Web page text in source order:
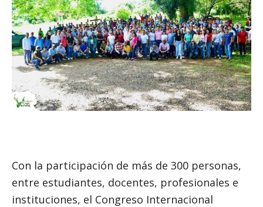
Con la participación de más de 300 personas,
entre estudiantes, docentes, profesionales e
instituciones, el Congreso Internacional